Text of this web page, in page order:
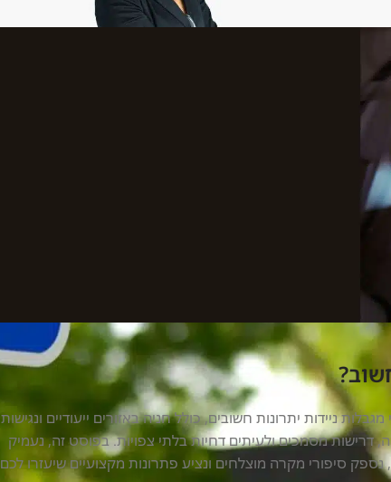
ניידות יתרונות חשובים, כולל חניה באזורים ייעודיים ונגישות
מסמכים ולעיתים דחיות בלתי צפויות. בפוסט זה, נעמיק
סיפורי מקרה מוצלחים ונציע פתרונות מקצועיים שיעזרו לכם